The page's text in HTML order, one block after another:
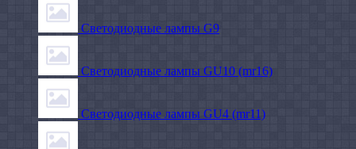
Светодиодные лампы G9
Светодиодные лампы GU10 (mr16)
Светодиодные лампы GU4 (mr11)